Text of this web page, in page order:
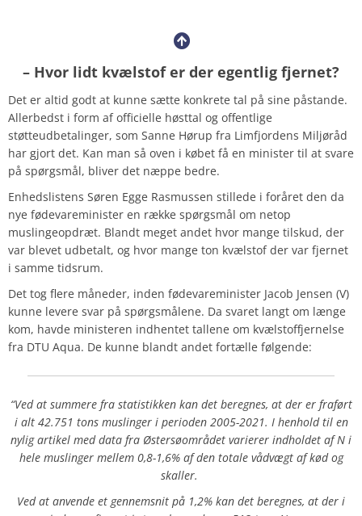
– Hvor lidt kvælstof er der egentlig fjernet?
Det er altid godt at kunne sætte konkrete tal på sine påstande.
Allerbedst i form af officielle høsttal og offentlige
støtteudbetalinger, som Sanne Hørup fra Limfjordens Miljøråd
har gjort det. Kan man så oven i købet få en minister til at svare
på spørgsmål, bliver det næppe bedre.
Enhedslistens Søren Egge Rasmussen stillede i foråret den da
nye fødevareminister en række spørgsmål om netop
muslingeopdræt. Blandt meget andet hvor mange tilskud, der
var blevet udbetalt, og hvor mange ton kvælstof der var fjernet
i samme tidsrum.
Det tog flere måneder, inden fødevareminister Jacob Jensen (V)
kunne levere svar på spørgsmålene. Da svaret langt om længe
kom, havde ministeren indhentet tallene om kvælstoffjernelse
fra DTU Aqua. De kunne blandt andet fortælle følgende:
“Ved at summere fra statistikken kan det beregnes, at der er fraført
i alt 42.751 tons muslinger i perioden 2005-2021. I henhold til en
nylig artikel med data fra Østersøområdet varierer indholdet af N i
hele muslinger mellem 0,8-1,6% af den totale vådvægt af kød og
skaller.
Ved at anvende et gennemsnit på 1,2% kan det beregnes, at der i